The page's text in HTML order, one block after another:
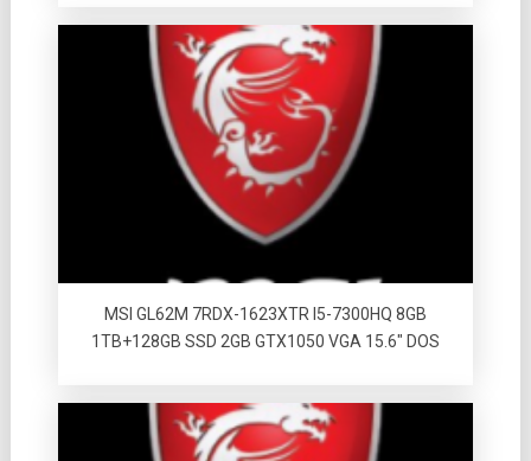
MSI GL62M 7RDX-1623XTR I5-7300HQ 8GB
1TB+128GB SSD 2GB GTX1050 VGA 15.6″ DOS